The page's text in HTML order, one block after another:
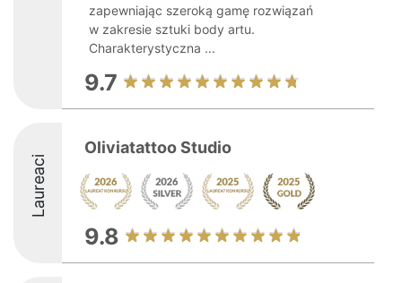
zapewniając szeroką gamę rozwiązań
w zakresie sztuki body artu.
Charakterystyczna ...
9.7
Laureaci
Oliviatattoo Studio
9.8